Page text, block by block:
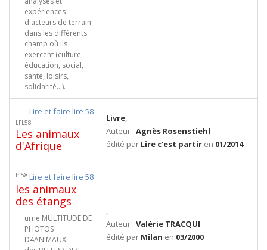
expériences
d'acteurs de terrain
dans les différents
champ où ils
exercent (culture,
éducation, social,
santé, loisirs,
solidarité...).
Lire et faire lire 58
LFL58
Les animaux
d'Afrique
Livre,
Auteur : Agnès Rosenstiehl
édité par Lire c'est partir en 01/2014
Lire et faire lire 58
lfl58
les animaux
des étangs
urne MULTITUDE DE
PHOTOS
D4ANIMAUX.
,
Auteur : Valérie TRACQUI
édité par Milan en 03/2000